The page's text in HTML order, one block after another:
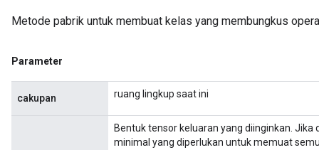
Metode pabrik untuk membuat kelas yang membungkus
Parameter
cakupan ruang lingkup saat ini
Bentuk tensor keluaran yang diinginkan.
minimal yang diperlukan untuk memuat